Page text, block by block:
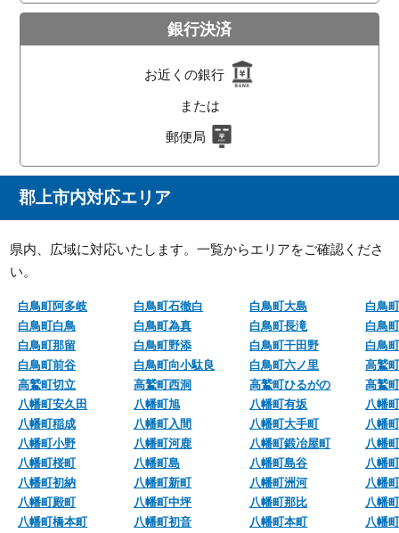
銀行決済
お近くの銀行
または
郵便局
郡上市内対応エリア
県内、広域に対応いたします。一覧からエリアをご確認くださ
い。
白鳥町阿多岐 白鳥町石徹白 白鳥町大島
白鳥
白鳥町白鳥
白鳥町為真 白鳥町長滝
白鳥
白鳥町那留
白鳥町野添 白鳥町干田野
白鳥
白鳥町前谷
白鳥町向小駄良 白鳥町六ノ里
高鷲
高鷲町切立
高鷲町西洞 高鷲町ひるがの
高鷲
八幡町安久田
八幡町旭 八幡町有坂
八幡
八幡町稲成
八幡町入間 八幡町大手町
八幡
八幡町小野
八幡町河鹿 八幡町鍛冶屋町
八幡
八幡町桜町
八幡町島 八幡町島谷
八幡
八幡町初納
八幡町新町 八幡町洲河
八幡
八幡町殿町
八幡町中坪 八幡町那比
八幡
八幡町橋本町
八幡町初音 八幡町本町
八幡